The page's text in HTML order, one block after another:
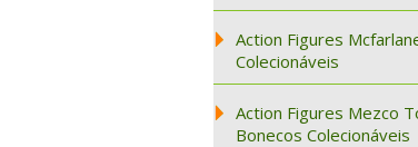
Action Figures
Colecionáveis
Action Figures Mezco
Bonecos Colecionáveis